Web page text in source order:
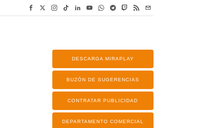
DESCARGA MIRAPLAY
BUZÓN DE SUGERENCIAS
CONTRATAR PUBLICIDAD
DEPARTAMENTO COMERCIAL